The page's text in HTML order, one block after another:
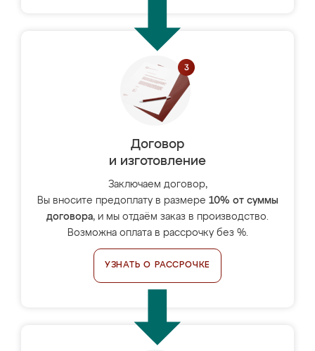
Договор
и изготовление
Заключаем договор,
Вы вносите предоплату в размере 10% от суммы
договора, и мы отдаём заказ в производство.
Возможна оплата в рассрочку без %.
УЗНАТЬ О РАССРОЧКЕ